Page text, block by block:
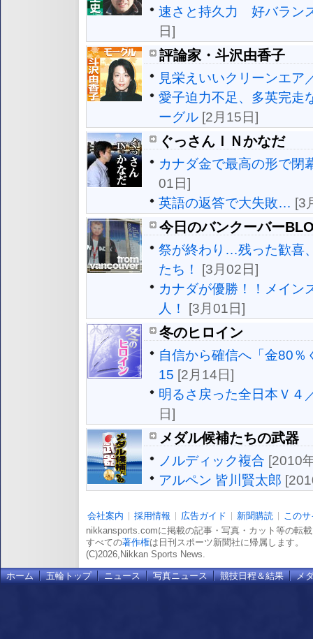
速さと持久力 好バラン
日]
評論家・斗沢由香子
見栄えいいクリーンエア
愛子迫力不足、多英完走
ーグル [2月15日]
ぐっさんＩＮかなだ
カナダ金で最高の形で閉
01日]
英語の返答で大失敗… [3
今日のバンクーバー
祭が終わり…残った歓喜
たち！
[3月02日]
カナダが優勝！！メイン
人！
[3月01日]
冬のヒロイン
自信から確信へ「金80％
15 [2月14日]
明るさ戻った全日本Ｖ４
日]
メダル候補たちの武器
ノルディック複合 [2010
アルペン 皆川賢太郎
会社案内 採用情報 広告ガイド 新聞購読
この
nikkansports.comに掲載の記事・写真・カット等の転
すべての著作権は日刊スポーツ新聞社に帰属します。
(C)2026,Nikkan Sports News.
ホーム 五輪トップ ニュース 写真ニュース 競技日程＆結果 メ